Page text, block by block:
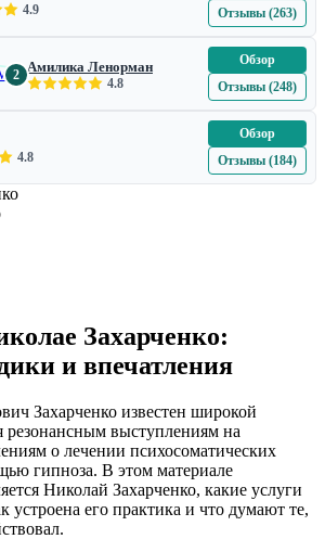
4.9
Отзывы (263)
2 Амилика Ленорман
4.8
Обзор
Отзывы (248)
4.8
Обзор
Отзывы (184)
Захарченко:
и впечатления
Захарченко известен широкой
резонансным выступлениям на
о лечении психосоматических
гипноза. В этом материале
Николай Захарченко, какие услуги
устроена его практика и что думают те,